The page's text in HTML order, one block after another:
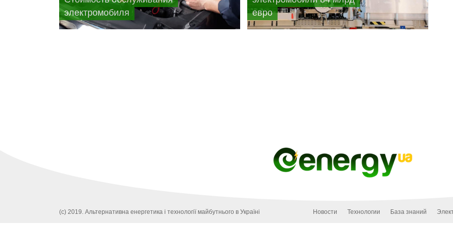
электромобиля
евро
(c) 2019. Альтернативна енергетика і технології майбутнього в Україні Новости Технологии База знаний